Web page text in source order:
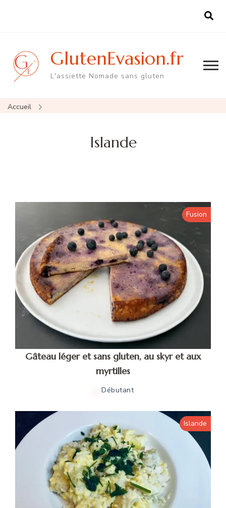
GlutenEvasion.fr
L'assiette Nomade sans gluten
Accueil
Islande
Fusion
Gâteau léger et sans gluten, au skyr et aux
myrtilles
Débutant
Islande